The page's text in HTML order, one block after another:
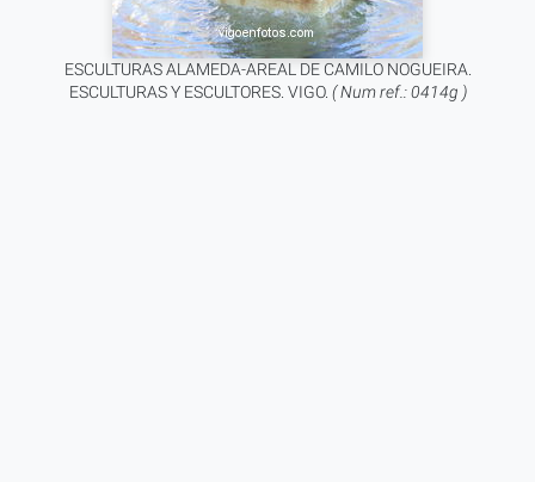
ESCULTURAS ALAMEDA-AREAL DE CAMILO NOGUEIRA.
ESCULTURAS Y ESCULTORES. VIGO. ( Num ref.: 0414g )